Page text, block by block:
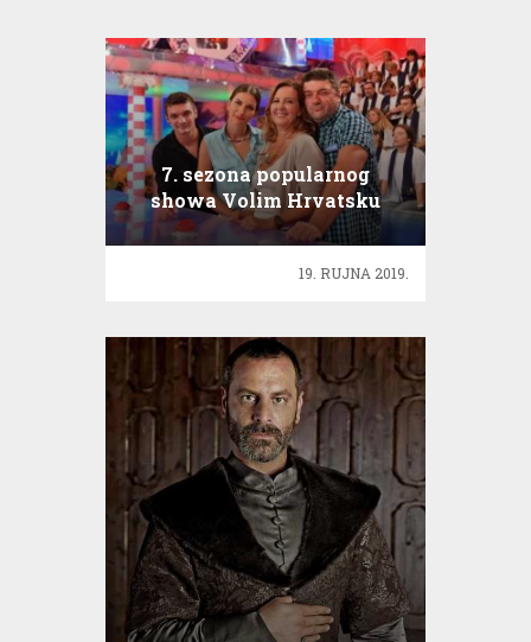
7. sezona popularnog
showa Volim Hrvatsku
19. RUJNA 2019.